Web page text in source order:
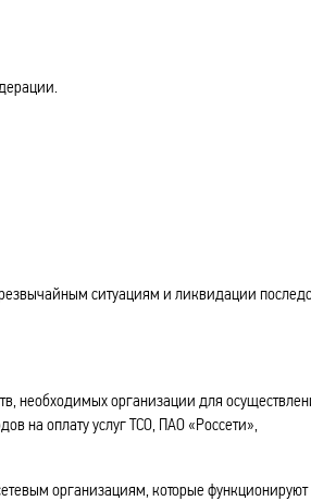
ситуациям и ликвидации
необходимых организации для
на оплату услуг ТСО, ПАО «Россети»,
организациям, которые функционируют